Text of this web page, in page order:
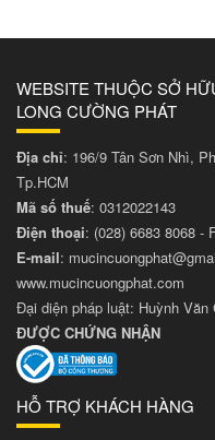
WEBSITE THUỘC SỞ
LONG CƯỜNG PHÁT
Địa chỉ: 196/9 Tân Sơn Nhì,
Tp.HCM
Mã số thuế: 0312022143
Điện thoại: (028) 6683 8068 -
E-mail:
www.mucincuongphat.com
Đại diện pháp luật: Huỳnh
ĐƯỢC CHỨNG NHẬN
HỖ TRỢ KHÁCH HÀNG